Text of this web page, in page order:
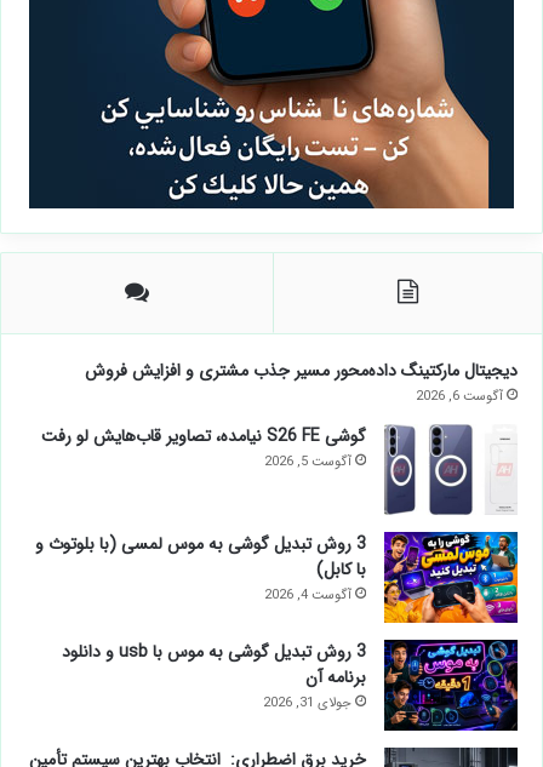
دیجیتال مارکتینگ داده‌محور مسیر جذب مشتری و افزایش فروش
آگوست 6, 2026
گوشی S26 FE نیامده، تصاویر قاب‌هایش لو رفت
آگوست 5, 2026
3 روش تبدیل گوشی به موس لمسی (با بلوتوث و
با کابل)
آگوست 4, 2026
3 روش تبدیل گوشی به موس با usb و دانلود
برنامه آن
جولای 31, 2026
خرید برق اضطراری: انتخاب بهترین سیستم تأمین